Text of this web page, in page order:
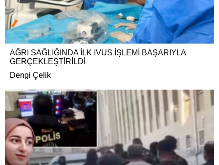
AĞRI SAĞLIĞINDA İLK IVUS İŞLEMİ BAŞARIYLA
GERÇEKLEŞTİRİLDİ
Dengi Çelik